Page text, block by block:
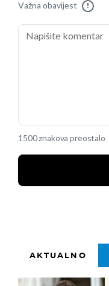
Važna obavijest !
1500 znakova preostalo
AKTUALNO